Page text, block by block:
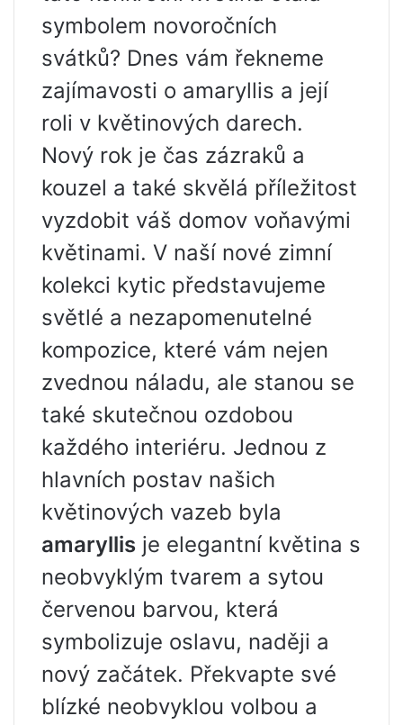
symbolem novoročních
svátků? Dnes vám řekneme
zajímavosti o amaryllis a její
roli v květinových darech.
Nový rok je čas zázraků a
kouzel a také skvělá příležitost
vyzdobit váš domov voňavými
květinami. V naší nové zimní
kolekci kytic představujeme
světlé a nezapomenutelné
kompozice, které vám nejen
zvednou náladu, ale stanou se
také skutečnou ozdobou
každého interiéru. Jednou z
hlavních postav našich
květinových vazeb byla
amaryllis je elegantní květina s
neobvyklým tvarem a sytou
červenou barvou, která
symbolizuje oslavu, naději a
nový začátek. Překvapte své
blízké neobvyklou volbou a